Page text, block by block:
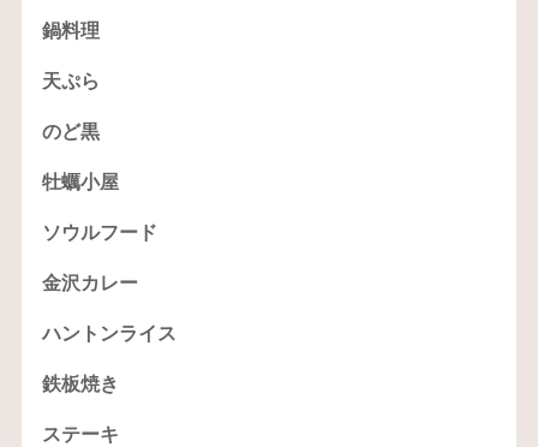
鍋料理
天ぷら
のど黒
牡蠣小屋
ソウルフード
金沢カレー
ハントンライス
鉄板焼き
ステーキ